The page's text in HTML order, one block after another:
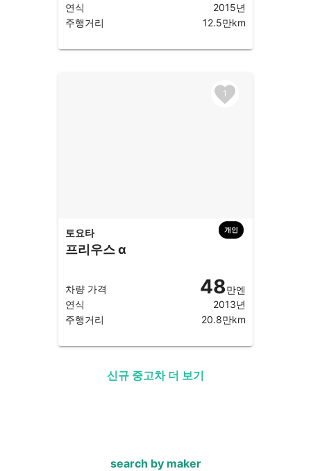
연식
2015년
주행거리
12.5만km
토요타
프리우스 α
차량 가격 48만엔
연식
2013년
주행거리
20.8만km
1
개인
신규 중고차 더 보기
search by maker